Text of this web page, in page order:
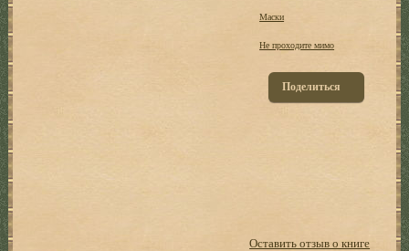
Маски
Не проходите мимо
Поделиться
Оставить отзыв о книге